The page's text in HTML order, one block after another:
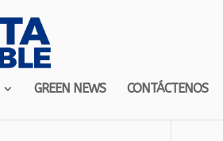
GREEN NEWS CONTÁCTENOS